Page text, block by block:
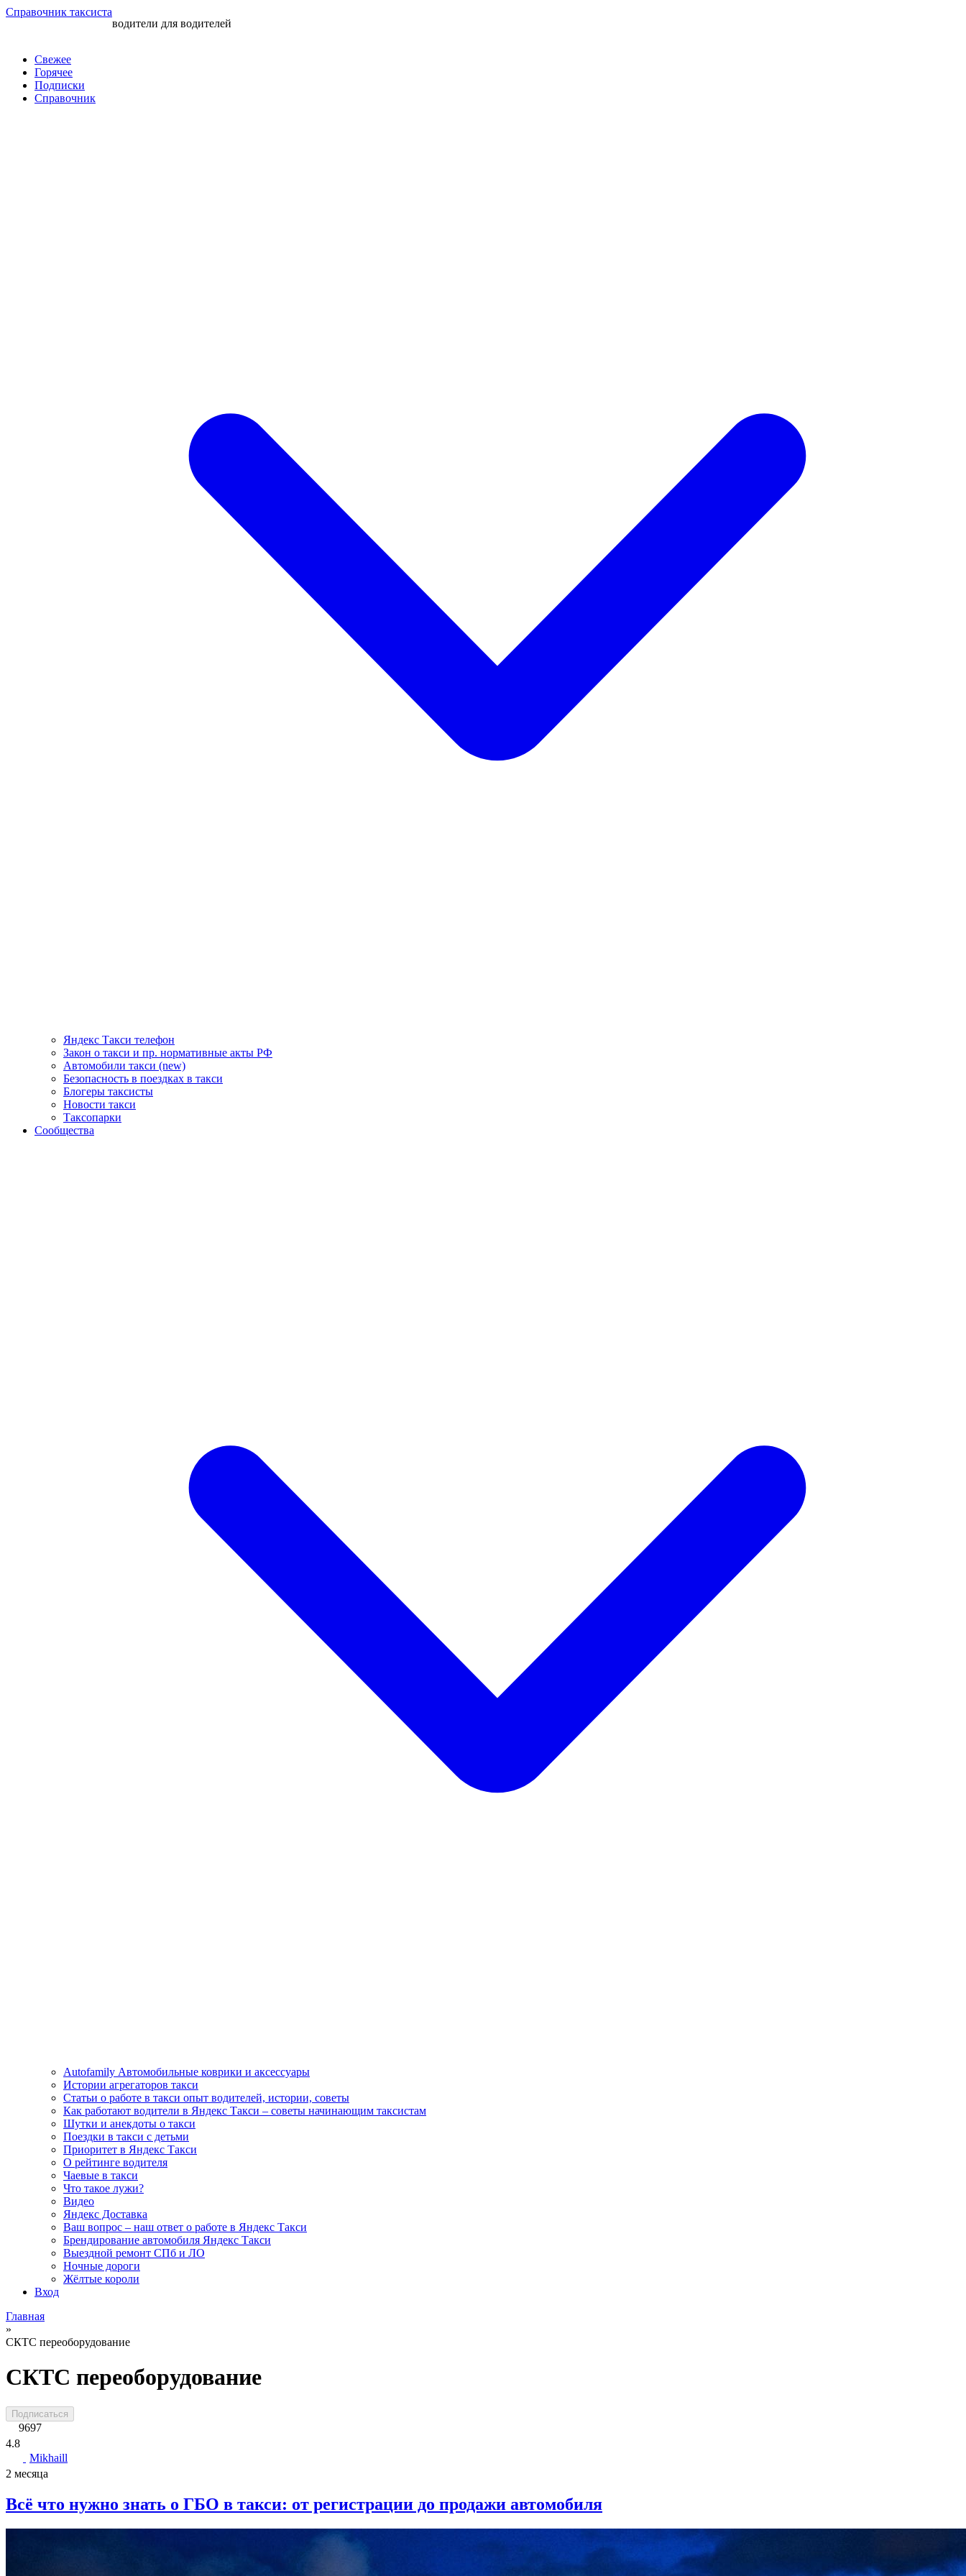
Перейти
Справочник таксиста
водители для водителей
Свежее
Горячее
Подписки
Справочник
Яндекс Такси телефон
Закон о такси и пр. нормативные акты РФ
Автомобили такси (new)
Безопасность в поездках в такси
Блогеры таксисты
Новости такси
Таксопарки
Сообщества
Autofamily Автомобильные коврики и аксессуары
Истории агрегаторов такси
Статьи о работе в такси опыт водителей, истории, советы
Как работают водители в Яндекс Такси – советы начинающим таксистам
Шутки и анекдоты о такси
Поездки в такси с детьми
Приоритет в Яндекс Такси
О рейтинге водителя
Чаевые в такси
Что такое лужи?
Видео
Яндекс Доставка
Ваш вопрос – наш ответ о работе в Яндекс Такси
Брендирование автомобиля Яндекс Такси
Выездной ремонт СПб и ЛО
Ночные дороги
Жёлтые короли
Вход
Главная
»
СКТС переоборудование
СКТС переоборудование
Подписаться
9697
4.8
Mikhaill
2 месяца
Всё что нужно знать о ГБО в такси: от регистрации до продажи автомобиля